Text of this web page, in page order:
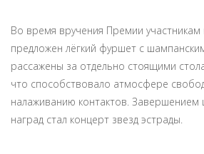
Во время вручения Премии участникам
предложен лёгкий фуршет с
рассажены за отдельно стоящими
что способствовало атмосфере
налаживанию контактов. Завершением
наград стал концерт звезд эстрады.